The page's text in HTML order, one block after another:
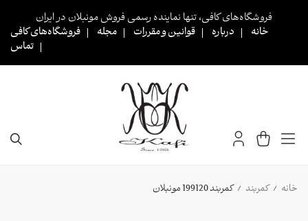
فروشگاه‌های کافی، تنها نماینده رسمی فروش مونبلان در ایران
خانه
درباره قوانین و مقررات مجله
فروشگاه‌های کافی
تماس
خانه / کمربند / کمربند 199120 مونبلان